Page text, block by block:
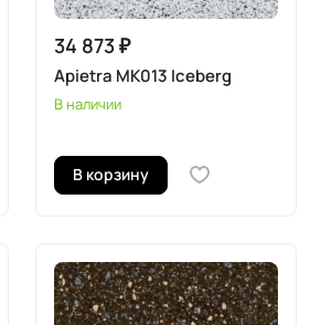
34 873 ₽
Apietra MK013 Iceberg
В наличии
В корзину